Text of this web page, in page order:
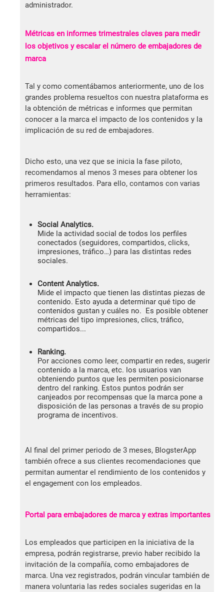
administrador.
Métricas en informes trimestrales claves para medir
los objetivos y escalar el número de embajadores de
marca
Tal y como comentábamos anteriormente, uno de los
grandes problema resueltos con nuestra plataforma es
la obtención de métricas e informes que permitan
conocer a la marca el impacto de los contenidos y la
implicación de su red de embajadores.
Dicho esto, una vez que se inicia la fase piloto,
recomendamos al menos 3 meses para obtener los
primeros resultados. Para ello, contamos con varias
herramientas:
Social Analytics.
Mide la actividad social de todos los perfiles
conectados (seguidores, compartidos, clicks,
impresiones, tráfico…) para las distintas redes
sociales.
Content Analytics.
Mide el impacto que tienen las distintas piezas de
contenido. Esto ayuda a determinar qué tipo de
contenidos gustan y cuáles no. Es posible obtener
métricas del tipo impresiones, clics, tráfico,
compartidos...
Ranking.
Por acciones como leer, compartir en redes, sugerir
contenido a la marca, etc. los usuarios van
obteniendo puntos que les permiten posicionarse
dentro del ranking. Estos puntos podrán ser
canjeados por recompensas que la marca pone a
disposición de las personas a través de su propio
programa de incentivos.
Al final del primer periodo de 3 meses, BlogsterApp
también ofrece a sus clientes recomendaciones que
permitan aumentar el rendimiento de los contenidos y
el engagement con los empleados.
Portal para embajadores de marca y extras importantes
Los empleados que participen en la iniciativa de la
empresa, podrán registrarse, previo haber recibido la
invitación de la compañía, como embajadores de
marca. Una vez registrados, podrán vincular también de
manera voluntaria las redes sociales sugeridas en la